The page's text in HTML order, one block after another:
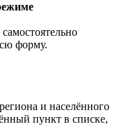
форму.
и населённого
пункт в списке,